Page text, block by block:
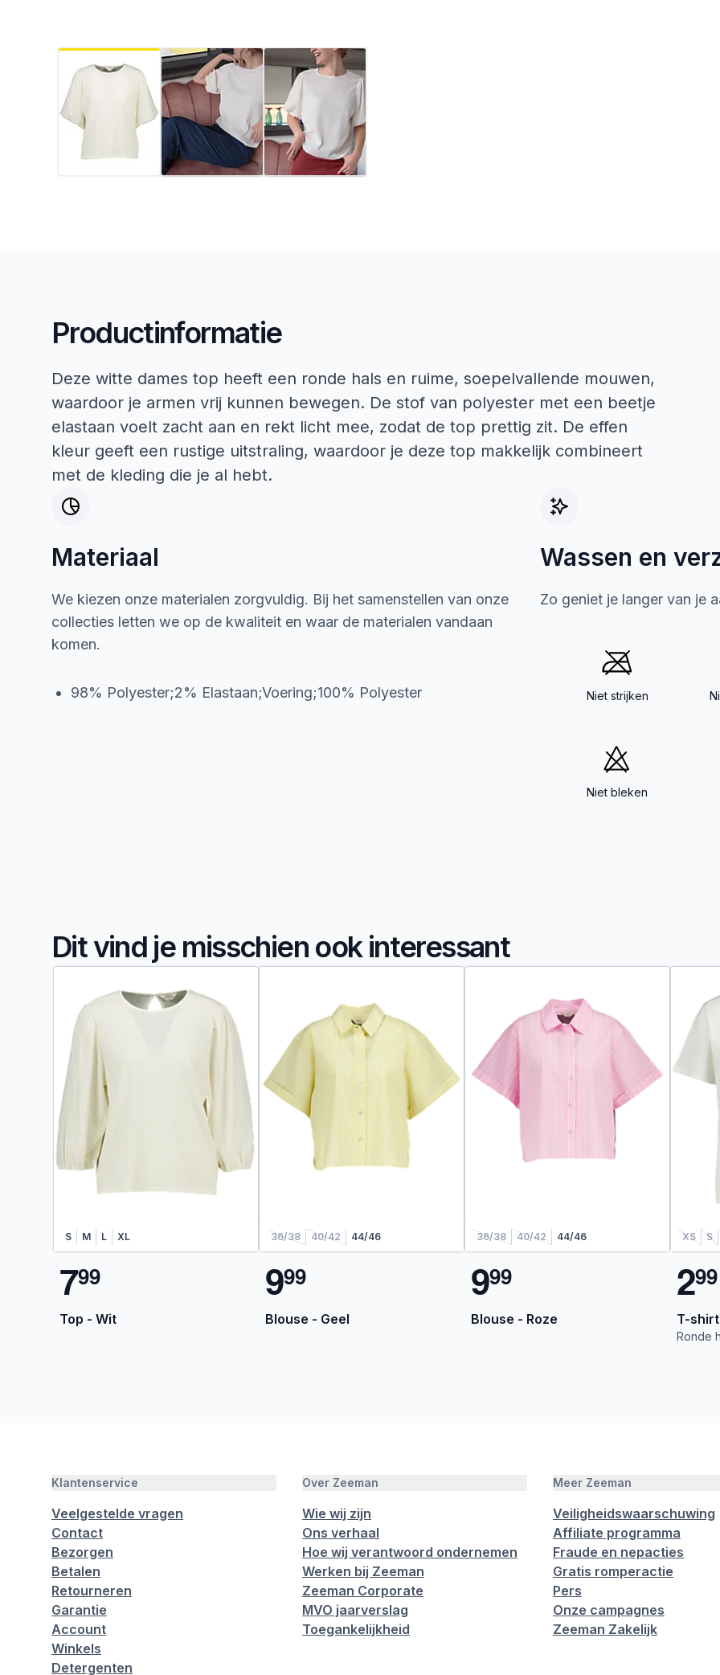
Productinformatie
Deze witte dames top heeft een ronde hals en ruime, soepelvallende mouwen,
waardoor je armen vrij kunnen bewegen. De stof van polyester met een beetje
elastaan voelt zacht aan en rekt licht mee, zodat de top prettig zit. De effen
kleur geeft een rustige uitstraling, waardoor je deze top makkelijk combineert
met de kleding die je al hebt.
Materiaal
We kiezen onze materialen zorgvuldig. Bij het samenstellen van onze
collecties letten we op de kwaliteit en waar de materialen vandaan
komen.
98% Polyester;2% Elastaan;Voering;100% Polyester
Wassen en
Zo geniet je langer van je
Niet strijken
Niet bleken
Dit vind je misschien ook interessant
S M L XL
799
Top - Wit
36/38 40/42 44/46
999
Blouse - Geel
36/38 40/42 44/46
999
Blouse - Roze
XS S
299
T-
Ronde
Klantenservice
Veelgestelde vragen
Contact
Bezorgen
Betalen
Retourneren
Garantie
Account
Winkels
Detergenten
Over Zeeman
Wie wij zijn
Ons verhaal
Hoe wij verantwoord ondernemen
Werken bij Zeeman
Zeeman Corporate
MVO jaarverslag
Toegankelijkheid
Meer Zeeman
Veiligheidswaarschuwing
Affiliate programma
Fraude en nepacties
Gratis romperactie
Pers
Onze campagnes
Zeeman Zakelijk